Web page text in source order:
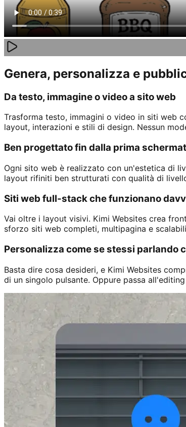
Genera, personalizza e
Da testo, immagine o video a sito web
Trasforma testo, immagini o video in siti web
layout, interazioni e stili di design. Nessun
Ben progettato fin dalla prima
Ogni sito web è realizzato con un'estetica di
layout rifiniti ben strutturati con qualità di
Siti web full-stack che funzionano
Vai oltre i layout visivi. Kimi Websites crea
sforzo siti web completi, multipagina e
Personalizza come se stessi parlando
Basta dire cosa desideri, e Kimi Websites
di un singolo pulsante. Oppure passa